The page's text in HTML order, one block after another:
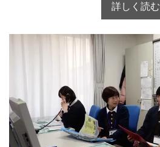
詳しく読む